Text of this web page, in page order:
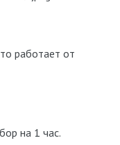
работает от
на 1 час.